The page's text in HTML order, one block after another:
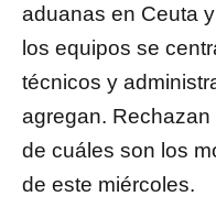
aduanas en Ceuta
los equipos se
técnicos y
agregan.
de cuáles son los
de este miércoles.